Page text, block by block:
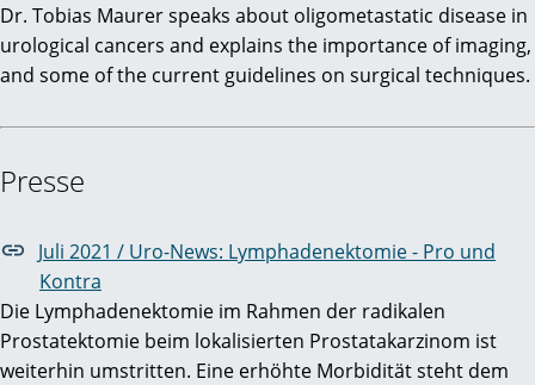
Dr. Tobias Maurer speaks about oligometastatic disease in
urological cancers and explains the importance of imaging,
and some of the current guidelines on surgical techniques.
Presse
Juli 2021 / Uro-News: Lymphadenektomie - Pro und
Kontra
Die Lymphadenektomie im Rahmen der radikalen
Prostatektomie beim lokalisierten Prostatakarzinom ist
weiterhin umstritten. Eine erhöhte Morbidität steht dem